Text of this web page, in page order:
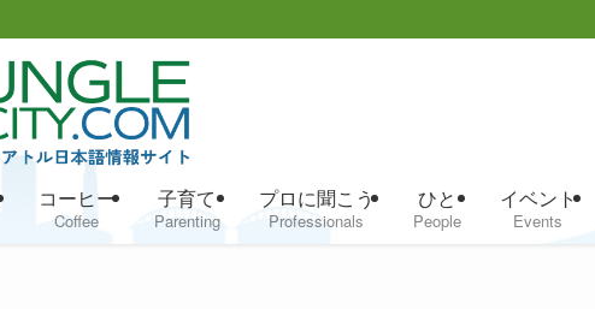
コーヒー
Coffee
子育て
Parenting
プロに聞こう
Professionals
ひと
People
イベント
Events